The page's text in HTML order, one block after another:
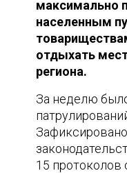
максимально
населенным
отдыхать
региона.
За неделю
15 протоколов